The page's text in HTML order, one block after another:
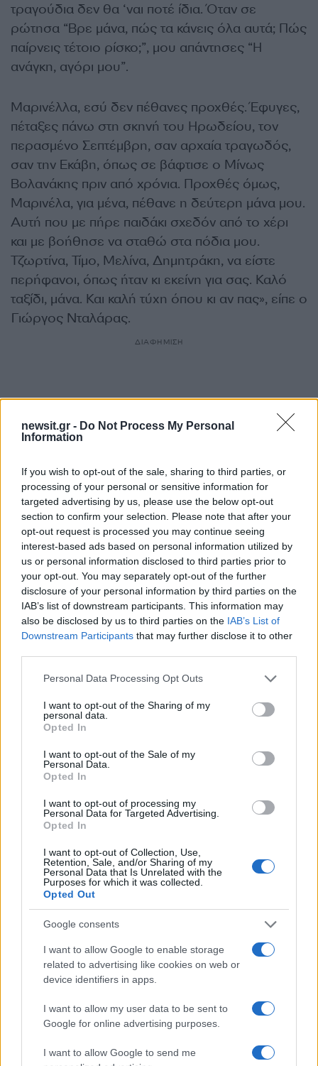
newsit.gr - Do Not Process My Personal
Information
If you wish to opt-out of the sale, sharing to third parties, or
processing of your personal or sensitive information for
targeted advertising by us, please use the below opt-out
section to confirm your selection. Please note that after your
opt-out request is processed you may continue seeing
interest-based ads based on personal information utilized by
us or personal information disclosed to third parties prior to
your opt-out. You may separately opt-out of the further
disclosure of your personal information by third parties on the
IAB’s list of downstream participants. This information may
also be disclosed by us to third parties on the IAB’s List of
Downstream Participants that may further disclose it to other
Please note that this website/app uses one or more Google
not limited to your visit or usage behaviour. You may click to
grant or deny consent to Google and its third-party tags to
use your data for below specified purposes in below Google
consent section.
Personal Data Processing Opt Outs
I want to opt-out of the Sharing of my
personal data.
Opted In
I want to opt-out of the Sale of my
Personal Data.
Opted In
I want to opt-out of processing my
Personal Data for Targeted Advertising.
Opted In
I want to opt-out of Collection, Use,
Retention, Sale, and/or Sharing of my
Personal Data that Is Unrelated with the
Purposes for which it was collected.
Opted Out
Google consents
I want to allow Google to enable storage
related to advertising like cookies on web or
device identifiers in apps.
I want to allow my user data to be sent to
Google for online advertising purposes.
I want to allow Google to send me
τραγούδια δεν θα ‘ναι ποτέ ίδια. Όταν σε
ρώτησα “Βρε μάνα, πώς τα κάνεις όλα αυτά; Πώς
παίρνεις τέτοιο ρίσκο;”, μου απάντησες “Η
ανάγκη, αγόρι μου”.
Μαρινέλλα, εσύ δεν πέθανες προχθές. Έφυγες,
πέταξες πάνω στη σκηνή του Ηρωδείου, τον
περασμένο Σεπτέμβρη, σαν αρχαία τραγωδός,
σαν την Εκάβη, όπως σε βάφτισε ο Μίνως
Βολανάκης πριν από χρόνια. Προχθές όμως,
Μαρινέλα, για μένα, πέθανε η δεύτερη μάνα μου.
Αυτή που με πήρε παιδάκι σχεδόν από το χέρι
και με βοήθησε να σταθώ στα πόδια μου.
Τζωρτίνα, Τίμο, Μελίνα, Δημητράκη, να είστε
περήφανοι, όπως ήταν κι εκείνη για σας. Καλό
ταξίδι, μάνα. Και καλή τύχη όπου κι αν πας», είπε ο
Γιώργος Νταλάρας.
ΔΙΑΦΗΜΙΣΗ
Σχόλια
Σχολίασε εδώ
2000 /2000
Αν τα χάσατε
Σοκαριστική υπόθεση στην
Κρήτη: Τουρίστας ρωτούσε
ασελγήσει σε 10χρονο
κορίτσι - Το παιδί καθόταν
αμέριμνο σε αυλή
Μυστράς: Αλλαγή
νεκρό πατέρα του
καταψύκτη – Η
του